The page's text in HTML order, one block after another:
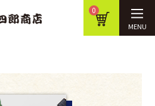
0
MENU